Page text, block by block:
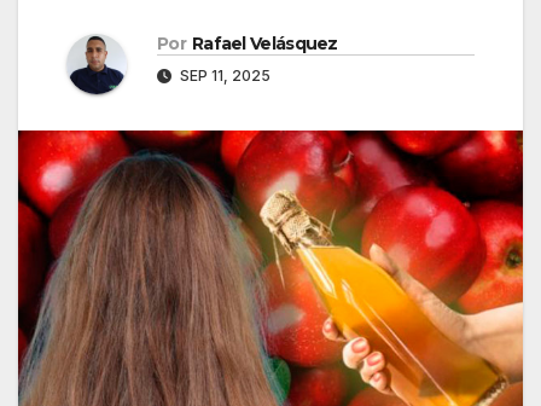
Por Rafael Velásquez
SEP 11, 2025